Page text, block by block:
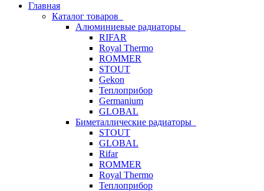
Главная
Каталог товаров
Алюминиевые радиаторы
RIFAR
Royal Thermo
ROMMER
STOUT
Gekon
Теплоприбор
Germanium
GLOBAL
Биметаллические радиаторы
STOUT
GLOBAL
Rifar
ROMMER
Royal Thermo
Теплоприбор